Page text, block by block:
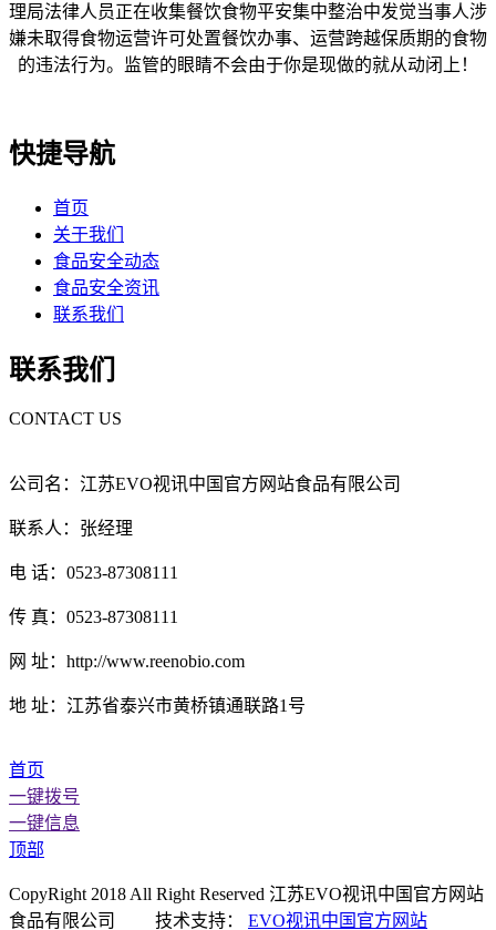
理局法律人员正在收集餐饮食物平安集中整治中发觉当事人涉
嫌未取得食物运营许可处置餐饮办事、运营跨越保质期的食物
的违法行为。监管的眼睛不会由于你是现做的就从动闭上！
快捷导航
首页
关于我们
食品安全动态
食品安全资讯
联系我们
联系我们
CONTACT US
公司名：江苏EVO视讯中国官方网站食品有限公司
联系人：张经理
电 话：0523-87308111
传 真：0523-87308111
网 址：http://www.reenobio.com
地 址：江苏省泰兴市黄桥镇通联路1号
首页
一键拨号
一键信息
顶部
CopyRight 2018 All Right Reserved 江苏EVO视讯中国官方网站
食品有限公司 技术支持： EVO视讯中国官方网站